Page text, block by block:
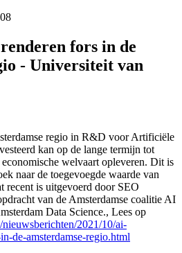
fors in de
- Universiteit van
regio in R&D voor Artificiële
kan op de lange termijn tot
welvaart opleveren. Dit is
naar de toegevoegde waarde van
is uitgevoerd door SEO
van de Amsterdamse coalitie AI
Data Science., Lees op
2021/10/ai-
de-amsterdamse-regio.html